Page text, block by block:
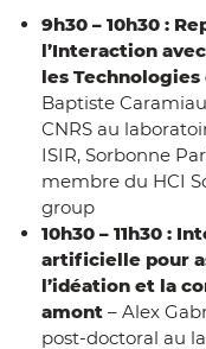
9h30 – 10h30 :
l’Interaction avec
les Technologies
Baptiste
CNRS au
ISIR, Sorbonne
membre du HCI
group
10h30 – 11h30 :
artificielle pour
l’idéation et la
amont – Alex
post-doctoral au